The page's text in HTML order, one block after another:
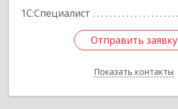
1С:Специалист
Отправить заявку
Показать контакты
Отправить заявку
Назад